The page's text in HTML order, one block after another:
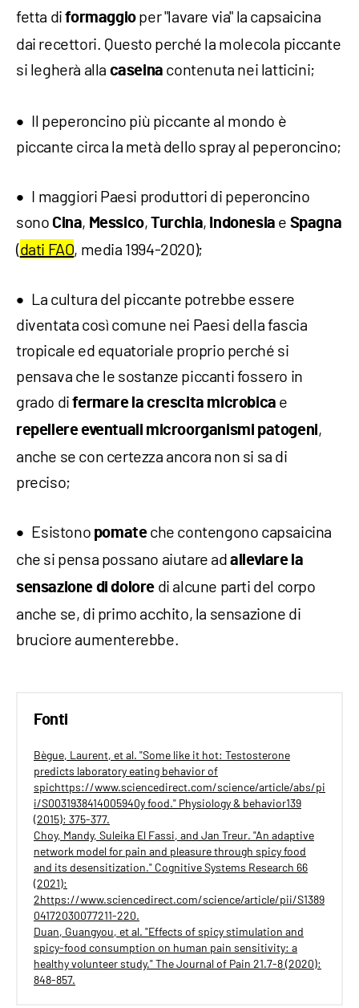
fetta diformaggioper "lavare via" la capsaicina
dai recettori. Questo perché la molecola piccante
si legherà alla caseina contenuta nei latticini;
Il peperoncino più piccante al mondo è
piccante circa la metà dello spray al peperoncino;
I maggiori Paesi produttori di peperoncino
sono Cina, Messico,Turchia, Indonesia e Spagna
(dati FAO, media 1994-2020);
La cultura del piccante potrebbe essere
diventata così comune nei Paesi della fascia
tropicale ed equatoriale proprio perché si
pensava che le sostanze piccanti fossero in
grado difermare la crescita microbica e
repellere eventuali microorganismi patogeni,
anche se con certezza ancora non si sa di
preciso;
Esistono pomateche contengono capsaicina
che si pensa possano aiutare adalleviare la
sensazione di dolore di alcune parti del corpo
anche se, di primo acchito, la sensazione di
bruciore aumenterebbe.
Fonti
Bègue, Laurent, et al. "Some like it hot: Testosterone
predicts laboratory eating behavior of
spichttps://www.sciencedirect.com/science/article/abs/pi
i/S0031938414005940y food." Physiology & behavior139
(2015): 375-377.
Choy, Mandy, Suleika El Fassi, and Jan Treur. "An adaptive
network model for pain and pleasure through spicy food
and its desensitization." Cognitive Systems Research 66
(2021):
2https://www.sciencedirect.com/science/article/pii/S1389
04172030077211-220.
Duan, Guangyou, et al. "Effects of spicy stimulation and
spicy-food consumption on human pain sensitivity: a
healthy volunteer study." The Journal of Pain 21.7-8 (2020):
848-857.